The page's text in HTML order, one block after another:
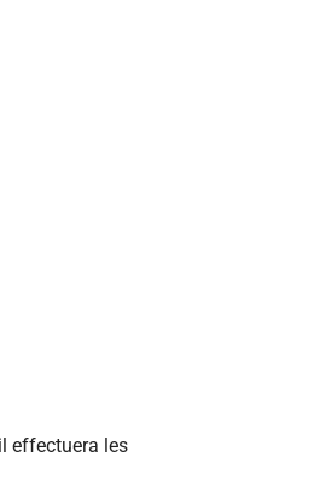
effectuera les